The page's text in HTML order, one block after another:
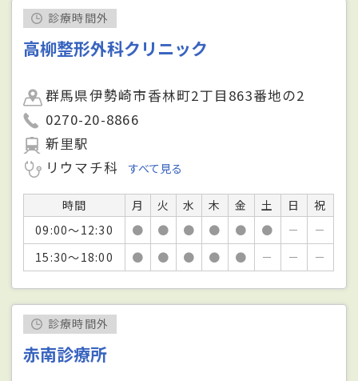
診療時間外
高柳整形外科クリニック
群馬県伊勢崎市香林町2丁目863番地の2
0270-20-8866
新里駅
リウマチ科
すべて見る
時間 月 火 水 木 金 土 日
祝
09:00～12:30
● ● ● ● ● ● －
－
15:30～18:00
● ● ● ● ● － － －
診療時間外
赤南診療所